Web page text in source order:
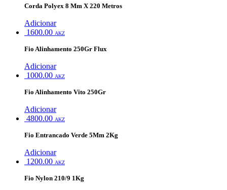
Corda Polyex 8 Mm X 220 Metros
Adicionar
1600.00 AKZ
Fio Alinhamento 250Gr Flux
Adicionar
1000.00 AKZ
Fio Alinhamento Vito 250Gr
Adicionar
4800.00 AKZ
Fio Entrancado Verde 5Mm 2Kg
Adicionar
1200.00 AKZ
Fio Nylon 210/9 1Kg